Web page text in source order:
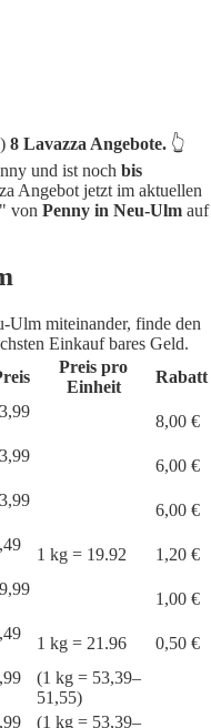
8 Lavazza Angebote. 👆
und ist noch bis
Angebot jetzt im aktuellen
von Penny in Neu-Ulm auf
Ulm miteinander, finde den
Einkauf bares Geld.
Preis pro
Einheit
Rabatt
8,00 €
6,00 €
6,00 €
1 kg = 19.92 1,20 €
1,00 €
1 kg = 21.96 0,50 €
(1 kg = 53,39–
51,55)
(1 kg = 53,39–